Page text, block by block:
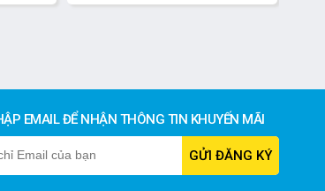
EMAIL ĐỂ NHẬN THÔNG TIN KHUYẾN MÃI